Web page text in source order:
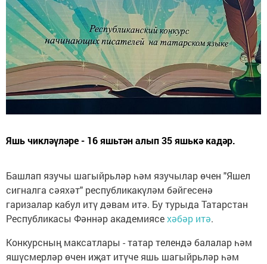
Яшь чикләүләре - 16 яшьтән алып 35 яшькә кадәр.
Башлап язучы шагыйрьләр һәм язучылар өчен "Яшел
сигналга сәяхәт" республикакүләм бәйгесенә
гаризалар кабул итү дәвам итә. Бу турыда Татарстан
Республикасы Фәннәр академиясехәбәр итә.
Конкурсның максатлары - татар телендә балалар һәм
яшүсмерләр өчен иҗат итүче яшь шагыйрьләр һәм